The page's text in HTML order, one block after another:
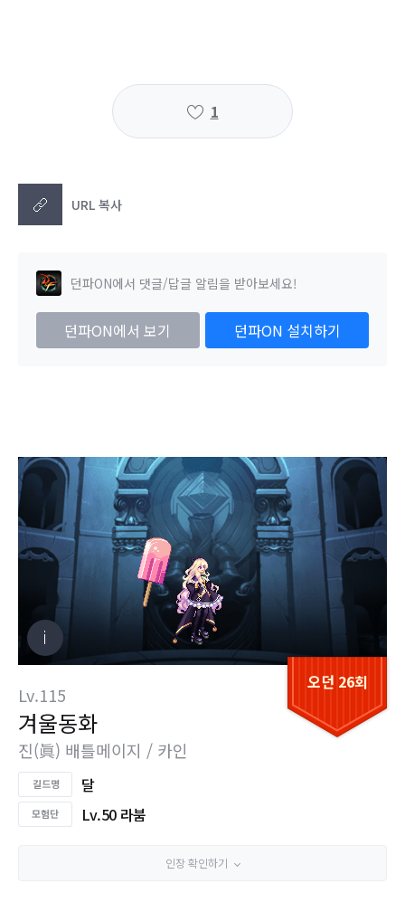
1
URL 복사
던파ON에서 댓글/답글 알림을 받아보세요!
던파ON에서 보기 던파ON 설치하기
오던 26회
Lv.115
겨울동화
진(眞) 배틀메이지 / 카인
달
Lv.50 라붐
인장 확인하기